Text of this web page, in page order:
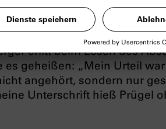
geringfügiger
„Ein solcher Mensch hat
in
Stadelheim
erfolgte am
erlitt beim Lesen des
es geheißen: „Mein Urteil
angehört, sondern nur
Unterschrift hieß Prügel